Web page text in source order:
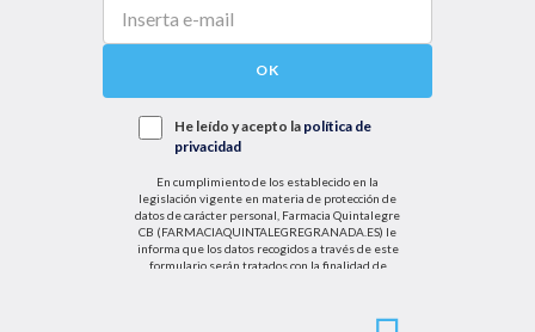
OK
He leído y acepto la política de
privacidad
En cumplimiento de los establecido en la
legislación vigente en materia de protección de
datos de carácter personal, Farmacia Quintalegre
CB (FARMACIAQUINTALEGREGRANADA.ES) le
informa que los datos recogidos a través de este
formulario serán tratados con la finalidad de
el tratamiento de sus datos personales se basará